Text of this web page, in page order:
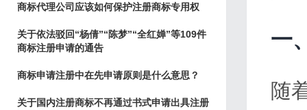
一
随
商标代理公司应该如何保护注册商标专用权
关于依法驳回“杨倩”“陈梦”“全红婵”等109件
商标注册申请的通告
商标申请注册中在先申请原则是什么意思？
关于国内注册商标不再通过书式申请出具注册